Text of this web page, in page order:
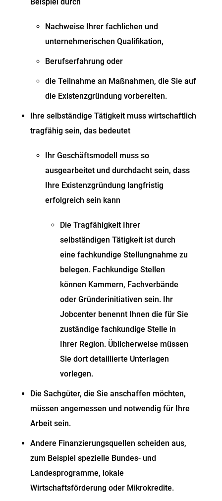
Nachweise Ihrer fachlichen und
unternehmerischen Qualifikation,
Berufserfahrung oder
die Teilnahme an Maßnahmen, die Sie auf
die Existenzgründung vorbereiten.
Ihre selbständige Tätigkeit muss wirtschaftlich
tragfähig sein, das bedeutet
Ihr Geschäftsmodell muss so
ausgearbeitet und durchdacht sein, dass
Ihre Existenzgründung langfristig
erfolgreich sein kann
Die Tragfähigkeit Ihrer
selbständigen Tätigkeit ist durch
eine fachkundige Stellungnahme zu
belegen. Fachkundige Stellen
können Kammern, Fachverbände
oder Gründerinitiativen sein. Ihr
Jobcenter benennt Ihnen die für Sie
zuständige fachkundige Stelle in
Ihrer Region. Üblicherweise müssen
Sie dort detaillierte Unterlagen
vorlegen.
Die Sachgüter, die Sie anschaffen möchten,
müssen angemessen und notwendig für Ihre
Arbeit sein.
Andere Finanzierungsquellen scheiden aus,
zum Beispiel spezielle Bundes- und
Landesprogramme, lokale
Wirtschaftsförderung oder Mikrokredite.